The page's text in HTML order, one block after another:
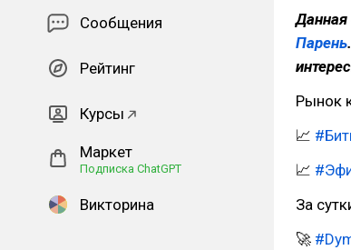
Сообщения
Рейтинг
Курсы
Маркет
Подписка ChatGPT
Викторина
Данная
Парень
Рынок
📈
📈
За
🚀